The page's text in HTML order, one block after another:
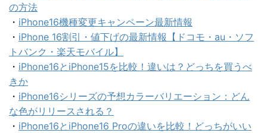
の方法
・ iPhone16機種変更キャンペーン最新情報
・ iPhone 16割引・値下げの最新情報【ドコモ・au・ソフ
トバンク・楽天モバイル】
・ iPhone16とiPhone15を比較！違いは？どっちを買うべ
きか
・ iPhone16シリーズの予想カラーバリエーション：どん
な色がリリースされる？
・ iPhone16とiPhone16 Proの違いを比較！どっちがいい